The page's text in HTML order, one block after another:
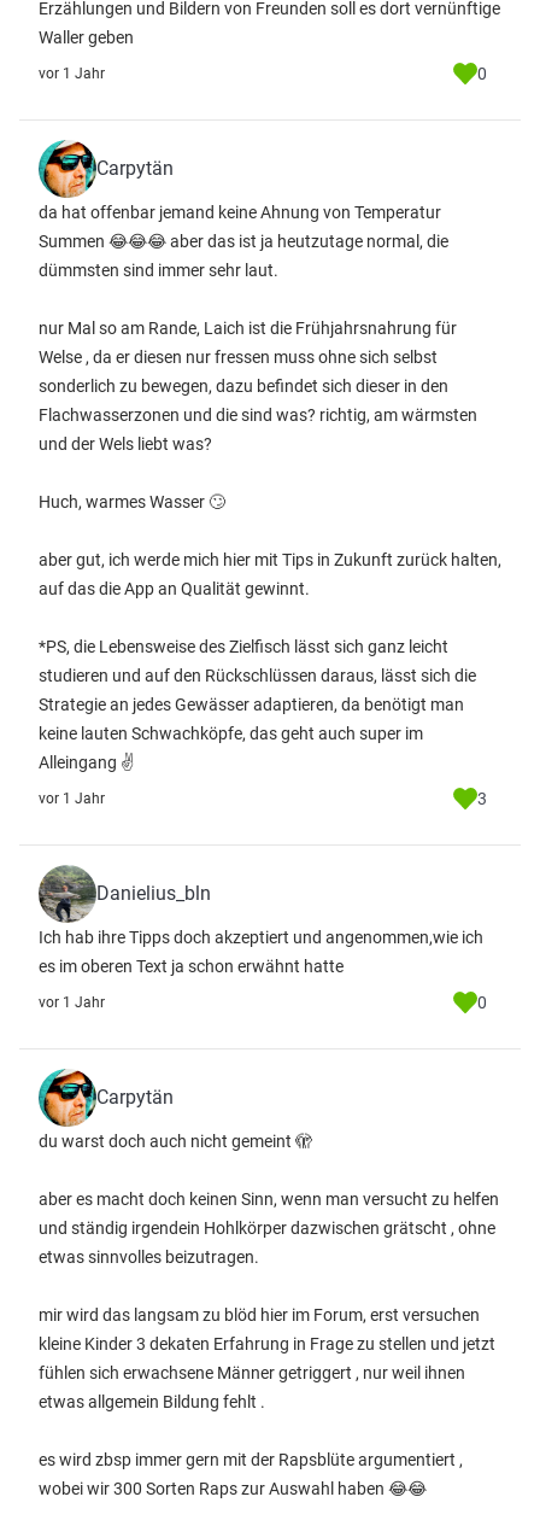
Erzählungen und Bildern von Freunden soll es dort vernünftige
Waller geben
vor 1 Jahr 0
Carpytän
da hat offenbar jemand keine Ahnung von Temperatur
Summen 😂😂😂 aber das ist ja heutzutage normal, die
dümmsten sind immer sehr laut.
nur Mal so am Rande, Laich ist die Frühjahrsnahrung für
Welse , da er diesen nur fressen muss ohne sich selbst
sonderlich zu bewegen, dazu befindet sich dieser in den
Flachwasserzonen und die sind was? richtig, am wärmsten
und der Wels liebt was?
Huch, warmes Wasser 🙄
aber gut, ich werde mich hier mit Tips in Zukunft zurück halten,
auf das die App an Qualität gewinnt.
*PS, die Lebensweise des Zielfisch lässt sich ganz leicht
studieren und auf den Rückschlüssen daraus, lässt sich die
Strategie an jedes Gewässer adaptieren, da benötigt man
keine lauten Schwachköpfe, das geht auch super im
Alleingang ✌️
vor 1 Jahr 3
Danielius_bln
Ich hab ihre Tipps doch akzeptiert und angenommen,wie ich
es im oberen Text ja schon erwähnt hatte
vor 1 Jahr 0
Carpytän
du warst doch auch nicht gemeint 🫣
aber es macht doch keinen Sinn, wenn man versucht zu helfen
und ständig irgendein Hohlkörper dazwischen grätscht , ohne
etwas sinnvolles beizutragen.
mir wird das langsam zu blöd hier im Forum, erst versuchen
kleine Kinder 3 dekaten Erfahrung in Frage zu stellen und jetzt
fühlen sich erwachsene Männer getriggert , nur weil ihnen
etwas allgemein Bildung fehlt .
es wird zbsp immer gern mit der Rapsblüte argumentiert ,
wobei wir 300 Sorten Raps zur Auswahl haben 😂😂